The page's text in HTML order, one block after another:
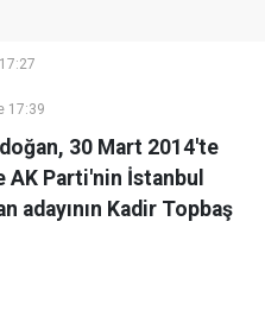
17:39
30 Mart 2014'te
AK Parti'nin İstanbul
adayının Kadir Topbaş